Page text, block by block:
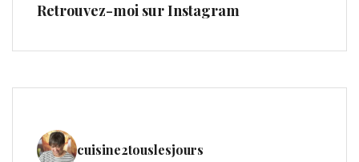
Retrouvez-moi sur Instagram
cuisine2touslesjours